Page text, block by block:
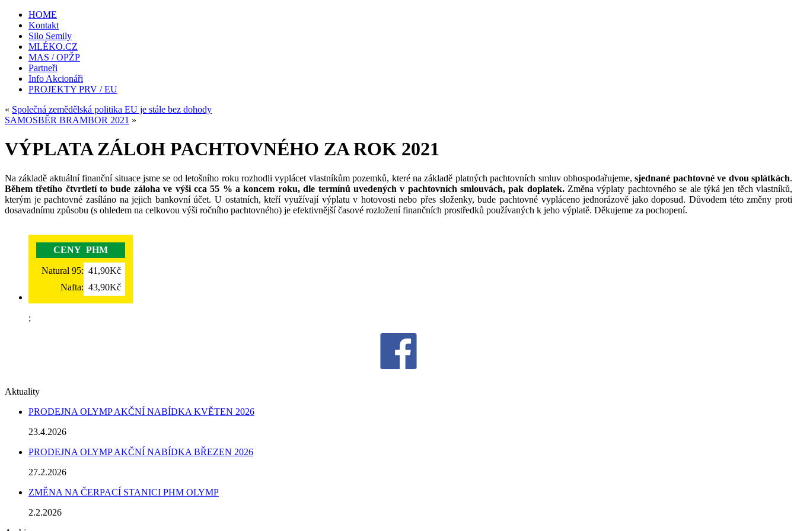
HOME
Kontakt
Silo Semily
MLÉKO.CZ
MAS / OPŽP
Partneři
Info Akcionáři
PROJEKTY PRV / EU
« Společná zemědělská politika EU je stále bez dohody
SAMOSBĚR BRAMBOR 2021 »
VÝPLATA ZÁLOH PACHTOVNÉHO ZA ROK 2021
Na základě aktuální finanční situace jsme se od letošního roku rozhodli vyplácet vlastníkům pozemků, které na základě platných pachtovních smluv obhospodařujeme,sjednané pachtovné ve dvou splátkách.
Během třetího čtvrtletí to bude záloha ve výši cca 55 % a koncem roku, dle termínů uvedených v pachtovních smlouvách, pak doplatek.Změna výplaty pachtovného se ale týká jen těch vlastníků,
kterým je pachtovné zasíláno na jejich bankovní účet. U ostatních, kteří využívají výplatu v hotovosti nebo přes složenky, bude pachtovné vypláceno jednorázově jako doposud. Důvodem této změny proti
dosavadnímu způsobu (s ohledem na celkovou výši ročního pachtovného) je efektivnější časové rozložení finančních prostředků používaných k jeho výplatě. Děkujeme za pochopení.
CENY PHM
Natural 95: 41,90Kč
Nafta: 43,90Kč
;
Aktuality
PRODEJNA OLYMP AKČNÍ NABÍDKA KVĚTEN 2026
23.4.2026
PRODEJNA OLYMP AKČNÍ NABÍDKA BŘEZEN 2026
27.2.2026
ZMĚNA NA ČERPACÍ STANICI PHM OLYMP
2.2.2026